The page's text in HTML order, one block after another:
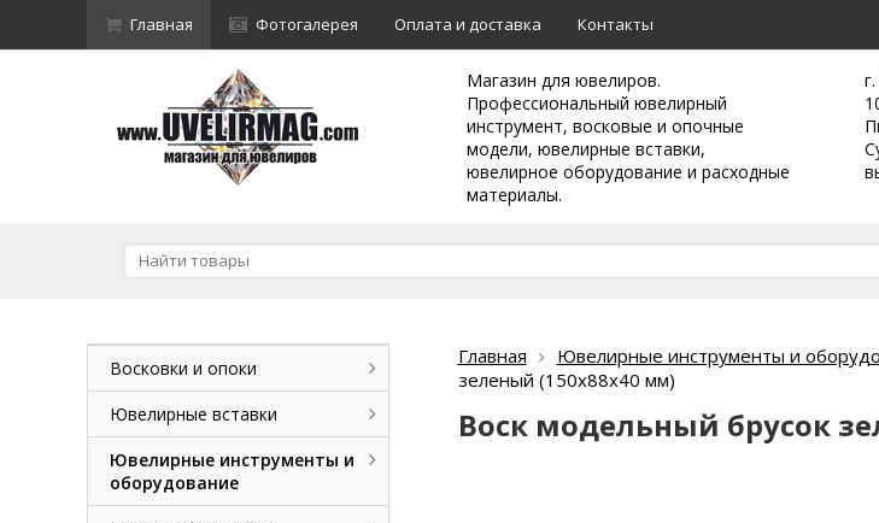
Главная Фотогалерея Оплата и доставка Контакты
Магазин для ювелиров.
Профессиональный ювелирный
инструмент, восковые и опочные
модели, ювелирные вставки,
ювелирное оборудование и расходные
материалы.
Главная Ювелирные инструменты и
зеленый (150х88х40 мм)
Воск модельный брусок
Восковки и опоки
Ювелирные вставки
Ювелирные инструменты и
оборудование